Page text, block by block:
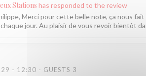
Stations has responded to the review
Merci pour cette belle note, ça nous
jour. Au plaisir de vous revoir bientôt
- 12:30 - GUESTS 3